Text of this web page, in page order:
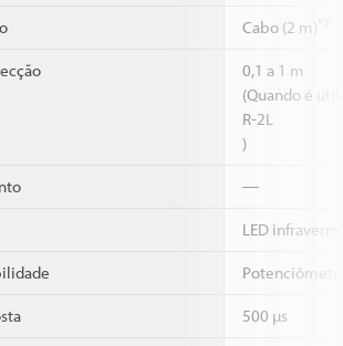
Cabo (2 m)
0,1 a 1 m
(Quando é
R-2L
)
―
LED
500 µs